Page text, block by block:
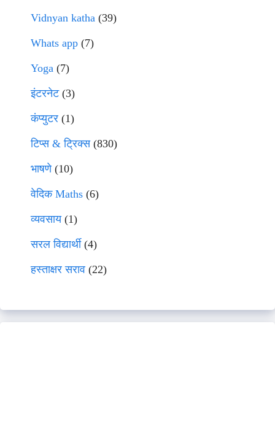
Vidnyan katha (39)
Whats app (7)
Yoga (7)
इंटरनेट(3)
कंप्युटर (1)
टिप्स & ट्रिक्स(830)
भाषणे(10)
वेदिक Maths (6)
व्यवसाय(1)
सरल विद्यार्थी(4)
हस्ताक्षर सराव (22)